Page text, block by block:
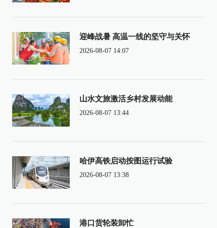
迎峰战暑 高温一线的坚守与关怀
2026-08-07 14:07
山水文旅激活乡村发展动能
2026-08-07 13:44
哈伊高铁启动按图运行试验
2026-08-07 13:38
港口货轮装卸忙